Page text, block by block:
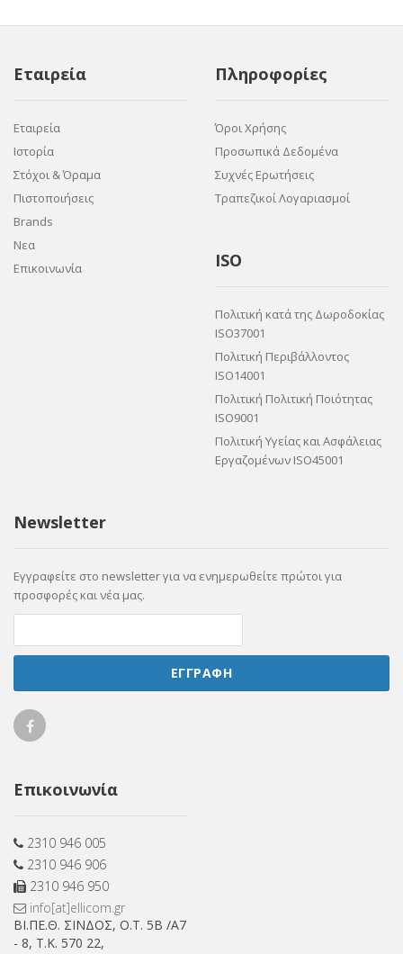
Εταιρεία
Εταιρεία
Ιστορία
Στόχοι & Όραμα
Πιστοποιήσεις
Brands
Νεα
Επικοινωνία
Πληροφορίες
Όροι Χρήσης
Προσωπικά Δεδομένα
Συχνές Ερωτήσεις
Τραπεζικοί Λογαριασμοί
ISO
Πολιτική κατά της Δωροδοκίας
ISO37001
Πολιτική Περιβάλλοντος
ISO14001
Πολιτική Πολιτική Ποιότητας
ISO9001
Πολιτική Υγείας και Ασφάλειας
Εργαζομένων ISO45001
Newsletter
Εγγραφείτε στο newsletter για να ενημερωθείτε πρώτοι για
προσφορές και νέα μας.
ΕΓΓΡΑΦΗ
Ellicom
Facebook
Επικοινωνία
2310 946 005
2310 946 906
2310 946 950
info[at]ellicom.gr
ΒΙ.ΠΕ.Θ. ΣΙΝΔΟΣ, Ο.Τ. 5Β /Α7
- 8, Τ.Κ. 570 22,